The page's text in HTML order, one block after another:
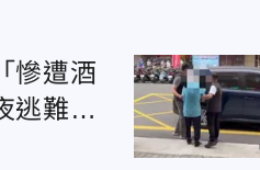
慘遭酒
逃難流